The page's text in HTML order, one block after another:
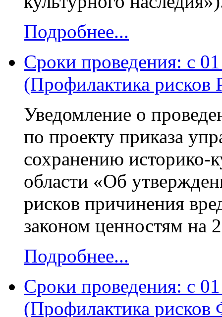
Подробнее...
Сроки проведения: с
(Профилактика рисков
Уведомление о
по проекту приказа
сохранению историко-
области «Об
рисков причинения
законом ценностям на
Подробнее...
Сроки проведения: с
(Профилактика